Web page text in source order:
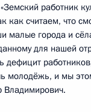
работник
как считаем, что
малые города и
для нашей
дефицит
молодёжь, и мы
Владимирович.